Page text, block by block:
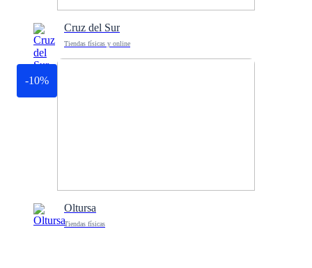
Cruz del Sur
Tiendas físicas y online
-10%
Oltursa
Tiendas físicas